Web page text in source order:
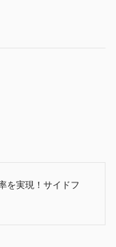
を実現！サイドフ